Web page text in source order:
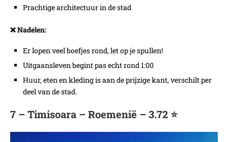
Prachtige architectuur in de stad
❌ Nadelen:
Er lopen veel boefjes rond, let op je spullen!
Uitgaansleven begint pas echt rond 1:00
Huur, eten en kleding is aan de prijzige kant, verschilt per
deel van de stad.
7 – Timisoara – Roemenië – 3.72 ⭐️